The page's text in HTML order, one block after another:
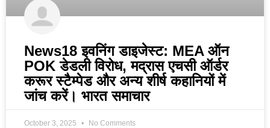
News18 इवनिंग डाइजेस्ट: MEA ऑन
POK डेडली विरोध, मद्रास एचसी ऑर्डर
करूर स्टैम्पेड और अन्य शीर्ष कहानियों में
जांच करें। भारत समाचार
October 3, 2025 No Comments